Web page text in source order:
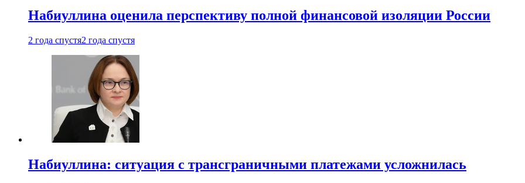
Набиуллина оценила перспективу полной финансовой изоляции России
2 года спустя2 года спустя
Набиуллина: ситуация с трансграничными платежами усложнилась